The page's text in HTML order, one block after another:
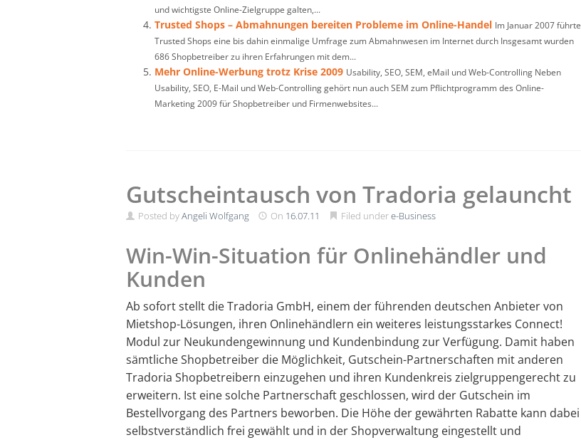
und wichtigste Online-Zielgruppe galten,...
Trusted Shops – Abmahnungen bereiten Probleme im Online-Handel Im Januar 2007 führte
Trusted Shops eine bis dahin einmalige Umfrage zum Abmahnwesen im Internet durch Insgesamt wurden
686 Shopbetreiber zu ihren Erfahrungen mit dem...
Mehr Online-Werbung trotz Krise 2009 Usability, SEO, SEM, eMail und Web-Controlling Neben
Usability, SEO, E-Mail und Web-Controlling gehört nun auch SEM zum Pflichtprogramm des Online-
Marketing 2009 für Shopbetreiber und Firmenwebsites...
Gutscheintausch von Tradoria gelauncht
Posted byAngeli Wolfgang On 16.07.11 Filed undere-Business
Win-Win-Situation für Onlinehändler und
Kunden
Ab sofort stellt die Tradoria GmbH, einem der führenden deutschen Anbieter von
Mietshop-Lösungen, ihren Onlinehändlern ein weiteres leistungsstarkes Connect!
Modul zur Neukundengewinnung und Kundenbindung zur Verfügung. Damit haben
sämtliche Shopbetreiber die Möglichkeit, Gutschein-Partnerschaften mit anderen
Tradoria Shopbetreibern einzugehen und ihren Kundenkreis zielgruppengerecht zu
erweitern. Ist eine solche Partnerschaft geschlossen, wird der Gutschein im
Bestellvorgang des Partners beworben. Die Höhe der gewährten Rabatte kann dabei
selbstverständlich frei gewählt und in der Shopverwaltung eingestellt und